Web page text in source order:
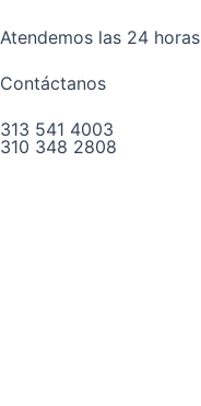
Atendemos las 24 horas
Contáctanos
313 541 4003
310 348 2808